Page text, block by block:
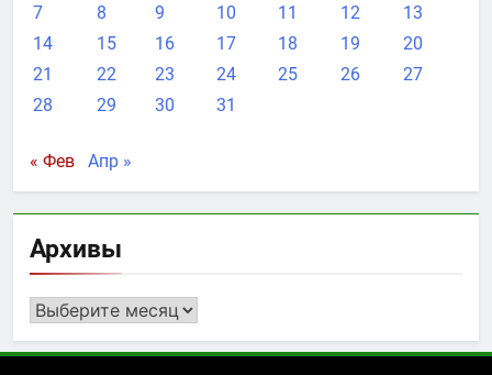
7
8 9 10 11 12
13
14
15 16 17 18 19
20
21
22 23 24 25 26
27
28
29 30 31
« Фев Апр »
Архивы
Архивы